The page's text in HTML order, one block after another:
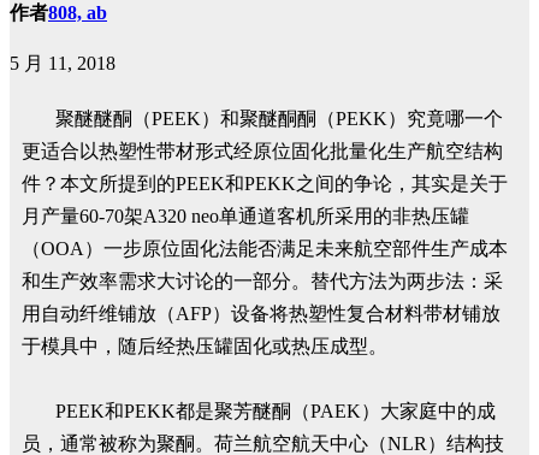
作者808, ab
5 月 11, 2018
聚醚醚酮（PEEK）和聚醚酮酮（PEKK）究竟哪一个
更适合以热塑性带材形式经原位固化批量化生产航空结构
件？本文所提到的PEEK和PEKK之间的争论，其实是关于
月产量60-70架A320 neo单通道客机所采用的非热压罐
（OOA）一步原位固化法能否满足未来航空部件生产成本
和生产效率需求大讨论的一部分。替代方法为两步法：采
用自动纤维铺放（AFP）设备将热塑性复合材料带材铺放
于模具中，随后经热压罐固化或热压成型。
PEEK和PEKK都是聚芳醚酮（PAEK）大家庭中的成
员，通常被称为聚酮。荷兰航空航天中心（NLR）结构技